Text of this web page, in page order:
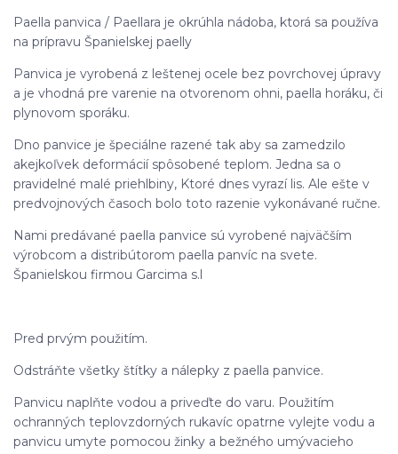
Paella panvica / Paellara je okrúhla nádoba, ktorá sa používa
na prípravu Španielskej paelly
Panvica je vyrobená z leštenej ocele bez povrchovej úpravy
a je vhodná pre varenie na otvorenom ohni, paella horáku, či
plynovom sporáku.
Dno panvice je špeciálne razené tak aby sa zamedzilo
akejkoľvek deformácií spôsobené teplom. Jedna sa o
pravidelné malé priehlbiny, Ktoré dnes vyrazí lis. Ale ešte v
predvojnových časoch bolo toto razenie vykonávané ručne.
Nami predávané paella panvice sú vyrobené najväčším
výrobcom a distribútorom paella panvíc na svete.
Španielskou firmou Garcima s.l
Pred prvým použitím.
Odstráňte všetky štítky a nálepky z paella panvice.
Panvicu naplňte vodou a priveďte do varu. Použitím
ochranných teplovzdorných rukavíc opatrne vylejte vodu a
panvicu umyte pomocou žinky a bežného umývacieho